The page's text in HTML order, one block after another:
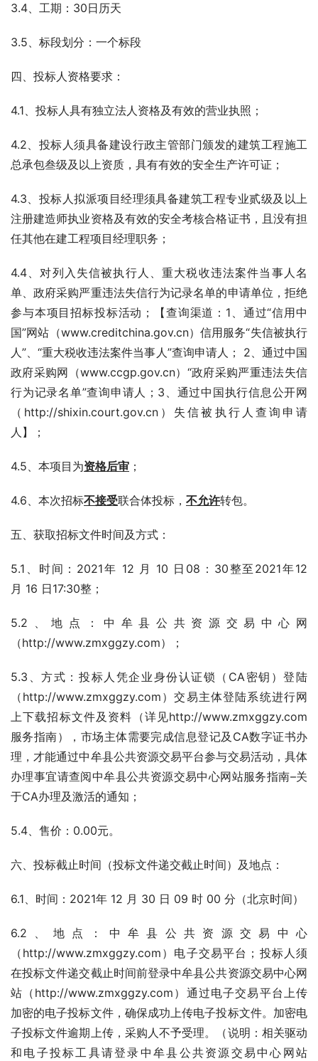
3.4、工期：30日历天
3.5、标段划分：一个标段
四、投标人资格要求：
4.1、投标人具有独立法人资格及有效的营业执照；
4.2、投标人须具备建设行政主管部门颁发的建筑工程施工
总承包叁级及以上资质，具有有效的安全生产许可证；
4.3、投标人拟派项目经理须具备建筑工程专业贰级及以上
注册建造师执业资格及有效的安全考核合格证书，且没有担
任其他在建工程项目经理职务；
4.4、对列入失信被执行人、重大税收违法案件当事人名
单、政府采购严重违法失信行为记录名单的申请单位，拒绝
参与本项目招标投标活动；【查询渠道：1、通过“信用中
国”网站（www.creditchina.gov.cn）信用服务“失信被执行
人”、“重大税收违法案件当事人”查询申请人； 2、通过中国
政府采购网（www.ccgp.gov.cn）“政府采购严重违法失信
行为记录名单”查询申请人；3、通过中国执行信息公开网
（http://shixin.court.gov.cn）失信被执行人查询申请
人】；
4.5、本项目为资格后审 ；
4.6、本次招标不接受联合体投标， 不允许转包。
五、获取招标文件时间及方式：
5.1、时间：2021年 12 月 10 日08：30整至2021年12
月 16 日17:30整；
5.2、地点：中牟县公共资源交易中心网
（http://www.zmxggzy.com）；
5.3、方式：投标人凭企业身份认证锁（CA密钥）登陆
（http://www.zmxggzy.com）交易主体登陆系统进行网
上下载招标文件及资料（详见http://www.zmxggzy.com
服务指南），市场主体需要完成信息登记及CA数字证书办
理，才能通过中牟县公共资源交易平台参与交易活动，具体
办理事宜请查阅中牟县公共资源交易中心网站服务指南–关
于CA办理及激活的通知；
5.4、售价：0.00元。
六、投标截止时间（投标文件递交截止时间）及地点：
6.1、时间：2021年 12 月 30 日 09 时 00 分（北京时间）
6.2、地点：中牟县公共资源交易中心
（http://www.zmxggzy.com）电子交易平台；投标人须
在投标文件递交截止时间前登录中牟县公共资源交易中心网
站（http://www.zmxggzy.com）通过电子交易平台上传
加密的电子投标文件，确保成功上传电子投标文件。加密电
子投标文件逾期上传，采购人不予受理。（说明：相关驱动
和电子投标工具请登录中牟县公共资源交易中心网站